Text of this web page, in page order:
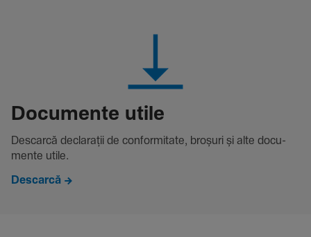
Docu­mente utile
Descarcă decla­rații de conformitate, broșuri și alte docu­
mente utile.
Descarcă